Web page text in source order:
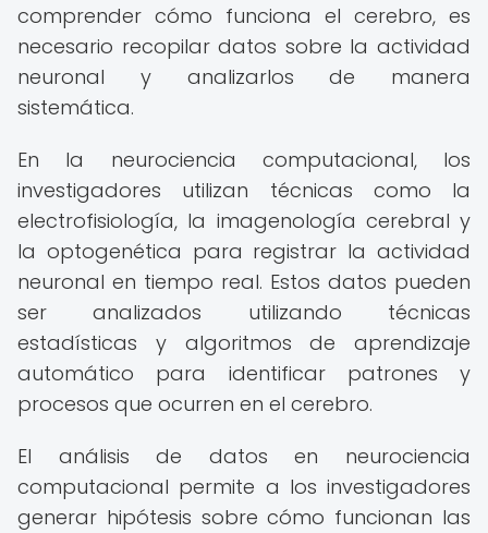
comprender cómo funciona el cerebro, es
necesario recopilar datos sobre la actividad
neuronal y analizarlos de manera
sistemática.
En la neurociencia computacional, los
investigadores utilizan técnicas como la
electrofisiología, la imagenología cerebral y
la optogenética para registrar la actividad
neuronal en tiempo real. Estos datos pueden
ser analizados utilizando técnicas
estadísticas y algoritmos de aprendizaje
automático para identificar patrones y
procesos que ocurren en el cerebro.
El análisis de datos en neurociencia
computacional permite a los investigadores
generar hipótesis sobre cómo funcionan las